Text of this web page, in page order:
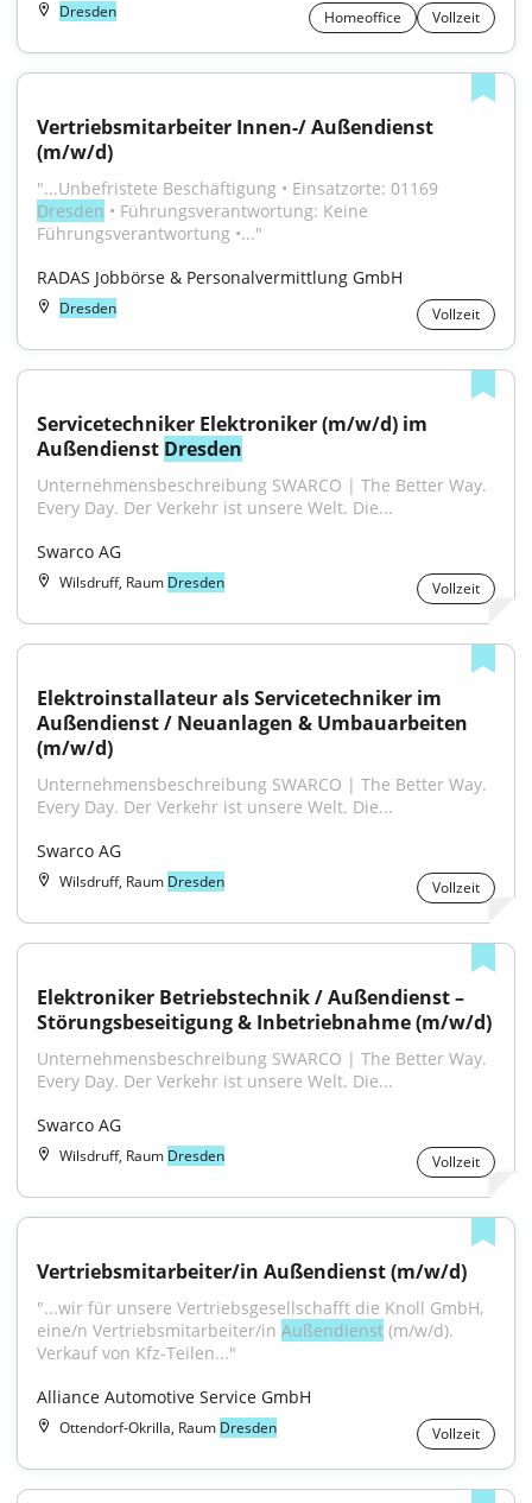
Dresden Homeoffice Vollzeit
Vertriebsmitarbeiter Innen-/ Außendienst
(m/w/d)
Dresden • Führungsverantwortung: Keine
Führungsverantwortung •..."
RADAS Jobbörse & Personalvermittlung GmbH
Dresden Vollzeit
Servicetechniker Elektroniker (m/w/d) im
Außendienst Dresden
Unternehmensbeschreibung SWARCO | The Better Way.
Every Day. Der Verkehr ist unsere Welt. Die...
Swarco AG
Wilsdruff, Raum Dresden Vollzeit
Elektroinstallateur als Servicetechniker im
Außendienst / Neuanlagen & Umbauarbeiten
(m/w/d)
Unternehmensbeschreibung SWARCO | The Better Way.
Every Day. Der Verkehr ist unsere Welt. Die...
Swarco AG
Wilsdruff, Raum Dresden Vollzeit
Elektroniker Betriebstechnik / Außendienst –
Störungsbeseitigung & Inbetriebnahme (m/w/d)
Unternehmensbeschreibung SWARCO | The Better Way.
Every Day. Der Verkehr ist unsere Welt. Die...
Swarco AG
Wilsdruff, Raum Dresden Vollzeit
Vertriebsmitarbeiter/in Außendienst (m/w/d)
"...wir für unsere Vertriebsgesellschafft die Knoll GmbH,
eine/n Vertriebsmitarbeiter/in Außendienst (m/w/d).
Verkauf von Kfz-Teilen..."
Alliance Automotive Service GmbH
Ottendorf-Okrilla, Raum Dresden Vollzeit